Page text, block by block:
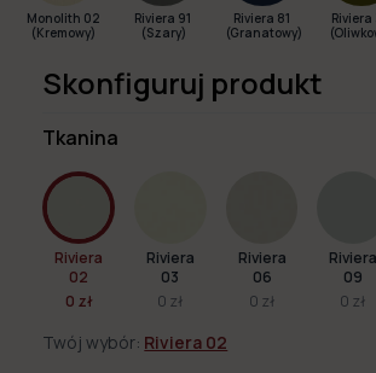
Monolith 02
(Kremowy)
Riviera 91
(Szary)
Riviera 81
(Granatowy)
Riviera
Skonfiguruj produkt
Tkanina
Riviera
02
0 zł
Riviera
03
0 zł
Riviera
06
0 zł
Riviera
09
0 zł
Twój wybór: Riviera 02